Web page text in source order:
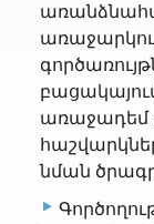
առաջադեմ
նման